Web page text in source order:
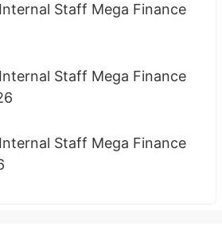
Staff Mega Finance
Staff Mega Finance
Staff Mega Finance